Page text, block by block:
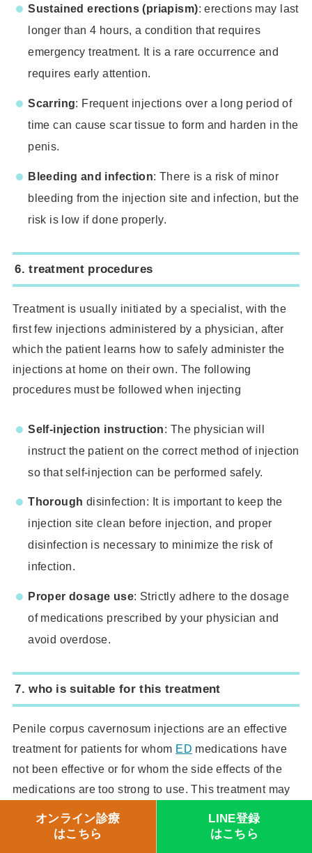
Sustained erections (priapism): erections may last
longer than 4 hours, a condition that requires
emergency treatment. It is a rare occurrence and
requires early attention.
Scarring: Frequent injections over a long period of
time can cause scar tissue to form and harden in the
penis.
Bleeding and infection: There is a risk of minor
bleeding from the injection site and infection, but the
risk is low if done properly.
6.treatment procedures
Treatment is usually initiated by a specialist, with the
first few injections administered by a physician, after
which the patient learns how to safely administer the
injections at home on their own. The following
procedures must be followed when injecting
Self-injection instruction: The physician will
instruct the patient on the correct method of injection
so that self-injection can be performed safely.
Thorough disinfection: It is important to keep the
injection site clean before injection, and proper
disinfection is necessary to minimize the risk of
infection.
Proper dosage use: Strictly adhere to the dosage
of medications prescribed by your physician and
avoid overdose.
7.who is suitable for this treatment
Penile corpus cavernosum injections are an effective
treatment for patients for whom ED medications have
not been effective or for whom the side effects of the
medications are too strong to use. This treatment may
also be the treatment of choice for patients who cannot
use oral medications due to heart disease or high
オンライン診療
はこちら
LINE登録
はこちら